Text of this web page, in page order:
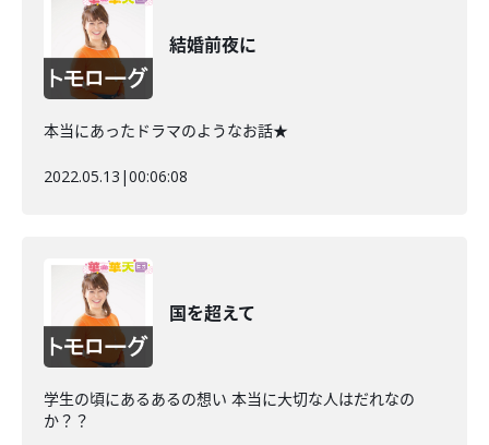
結婚前夜に
本当にあったドラマのようなお話★
2022.05.13 |00:06:08
国を超えて
学生の頃にあるあるの想い 本当に大切な人はだれなの
か？？